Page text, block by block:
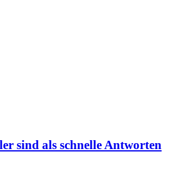
sind als schnelle Antworten